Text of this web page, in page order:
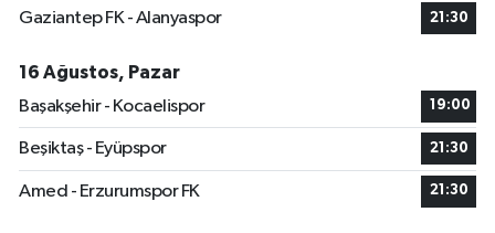
Gaziantep FK - Alanyaspor 21:30
16 Ağustos, Pazar
Başakşehir - Kocaelispor
19:00
Beşiktaş - Eyüpspor 21:30
Amed - Erzurumspor FK 21:30